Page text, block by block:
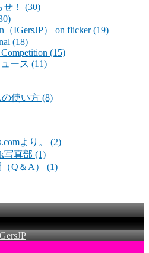
せ！ (30)
（IGersJP） on flicker(19)
(18)
(15)
ース (11)
使い方 (8)
より。 (2)
写真部 (1)
Q＆A） (1)